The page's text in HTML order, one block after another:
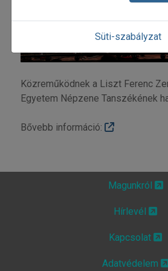
Közreműködnek a Liszt Ferenc
Egyetem Népzene Tanszékének
Bővebb információ:
Süti-szabályzat
Magunkról
Hírlevél
Kapcsolat
Adatvédelem